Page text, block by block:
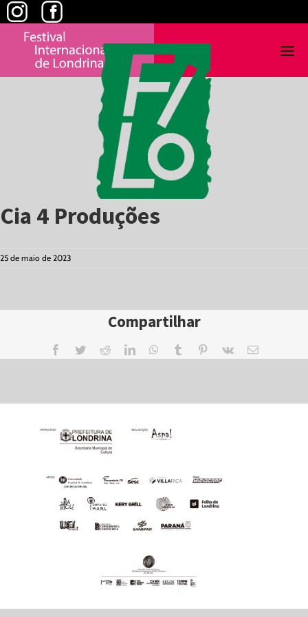
Skip
to
content
Cia 4 Produções
25 de maio de 2023
Compartilhar
Facebook
TwitterRedditLinkedInWhatsApp
Tumblr Pinterest
Vk Email